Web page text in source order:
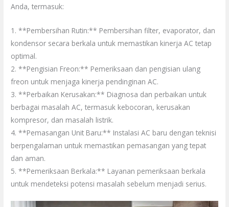
Anda, termasuk:
1. **Pembersihan Rutin:** Pembersihan filter, evaporator, dan
kondensor secara berkala untuk memastikan kinerja AC tetap
optimal.
2. **Pengisian Freon:** Pemeriksaan dan pengisian ulang
freon untuk menjaga kinerja pendinginan AC.
3. **Perbaikan Kerusakan:** Diagnosa dan perbaikan untuk
berbagai masalah AC, termasuk kebocoran, kerusakan
kompresor, dan masalah listrik.
4. **Pemasangan Unit Baru:** Instalasi AC baru dengan teknisi
berpengalaman untuk memastikan pemasangan yang tepat
dan aman.
5. **Pemeriksaan Berkala:** Layanan pemeriksaan berkala
untuk mendeteksi potensi masalah sebelum menjadi serius.